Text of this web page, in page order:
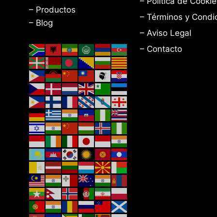
– Productos
– Blog
– Términos y
– Aviso Legal
– Contacto